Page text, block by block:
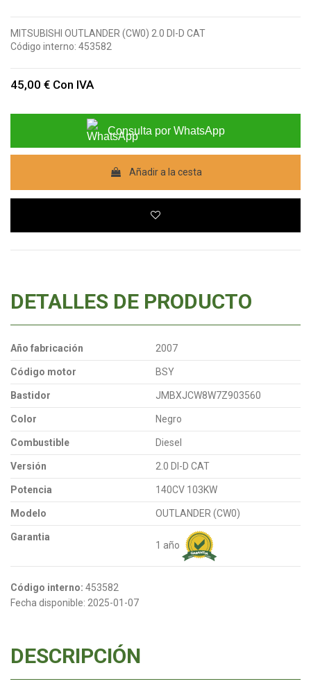
MITSUBISHI OUTLANDER (CW0) 2.0 DI-D CAT
Código interno: 453582
45,00 € Con IVA
Consulta por WhatsApp
Añadir a la cesta
DETALLES DE PRODUCTO
Año fabricación 2007
Código motor BSY
Bastidor JMBXJCW8W7Z903560
Color Negro
Combustible Diesel
Versión 2.0 DI-D CAT
Potencia 140CV 103KW
Modelo OUTLANDER (CW0)
Garantia
1 año
Código interno: 453582
Fecha disponible: 2025-01-07
DESCRIPCIÓN